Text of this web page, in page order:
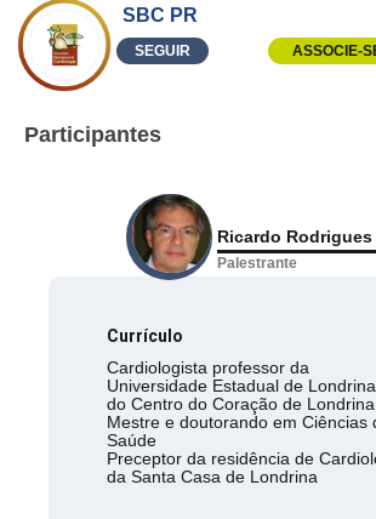
SBC PR
SEGUIR ASSOCIE-
Participantes
Ricardo Rodrigues
Palestrante
Currículo
Cardiologista professor da
Universidade Estadual de
do Centro do Coração de Londrina,
Mestre e doutorando em Ciências
Saúde
Preceptor da residência de
da Santa Casa de Londrina